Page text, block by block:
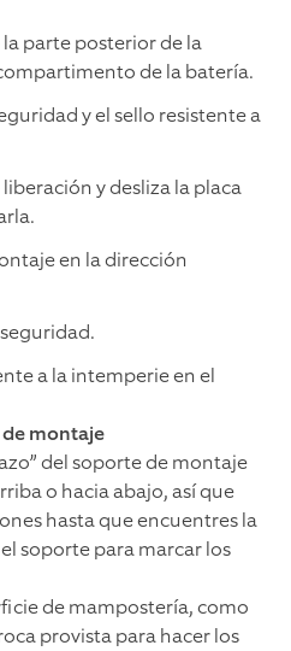
parte posterior de la
de la batería.
y el sello resistente a
y desliza la placa
en la dirección
a la intemperie en el
de montaje
del soporte de montaje
o hacia abajo, así que
hasta que encuentres la
soporte para marcar los
de mampostería, como
provista para hacer los